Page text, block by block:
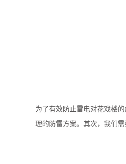
为了有效防止雷电对花戏楼
理的防雷方案。其次，我们